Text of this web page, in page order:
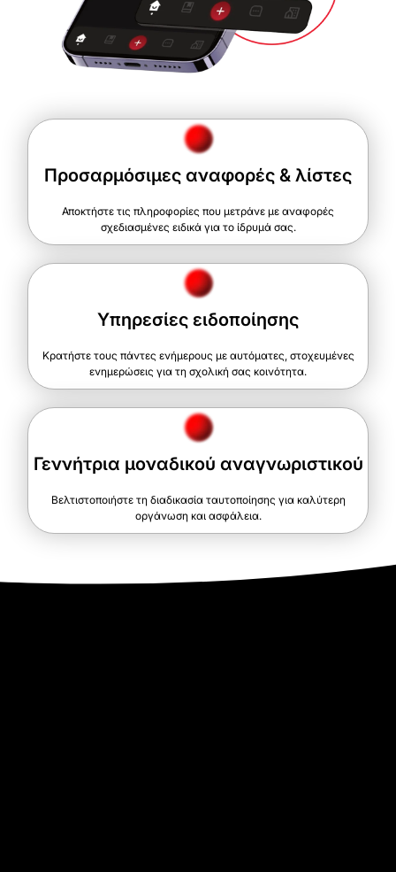
Προσαρμόσιμες αναφορές & λίστες
Αποκτήστε τις πληροφορίες που μετράνε με αναφορές
σχεδιασμένες ειδικά για το ίδρυμά σας.
Υπηρεσίες ειδοποίησης
Κρατήστε τους πάντες ενήμερους με αυτόματες, στοχευμένες
ενημερώσεις για τη σχολική σας κοινότητα.
Γεννήτρια μοναδικού αναγνωριστικού
Βελτιστοποιήστε τη διαδικασία ταυτοποίησης για καλύτερη
οργάνωση και ασφάλεια.